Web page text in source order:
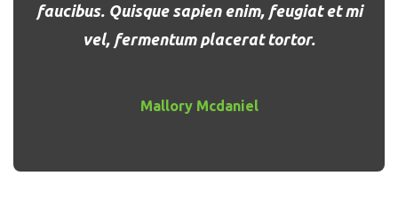
faucibus. Quisque sapien enim, feugiat et mi
vel, fermentum placerat tortor.
Mallory Mcdaniel